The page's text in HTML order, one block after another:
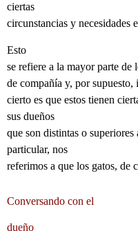
ciertas
circunstancias y necesidades
Esto
se refiere a la mayor parte de
de compañía y, por
cierto es que estos tienen
sus dueños
que son distintas o
particular, nos
referimos a que los gatos, de
Conversando con el
dueño